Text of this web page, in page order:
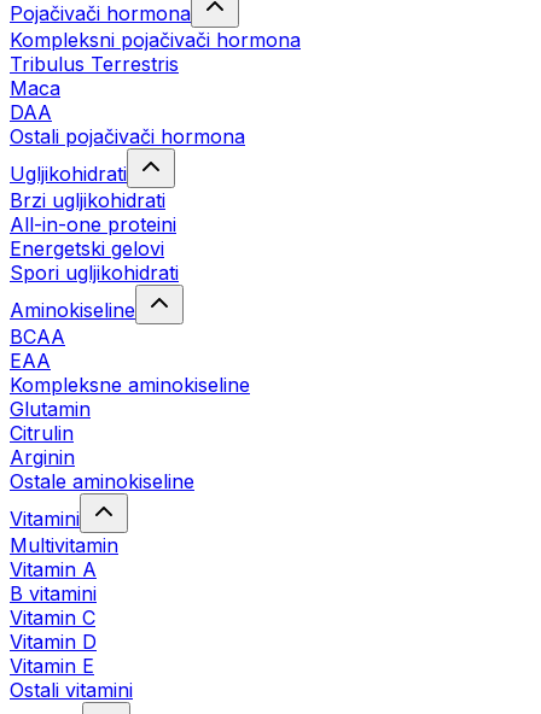
Pojačivači hormona
Kompleksni pojačivači hormona
Tribulus Terrestris
Maca
DAA
Ostali pojačivači hormona
Ugljikohidrati
Brzi ugljikohidrati
All-in-one proteini
Energetski gelovi
Spori ugljikohidrati
Aminokiseline
BCAA
EAA
Kompleksne aminokiseline
Glutamin
Citrulin
Arginin
Ostale aminokiseline
Vitamini
Multivitamin
Vitamin A
B vitamini
Vitamin C
Vitamin D
Vitamin E
Ostali vitamini